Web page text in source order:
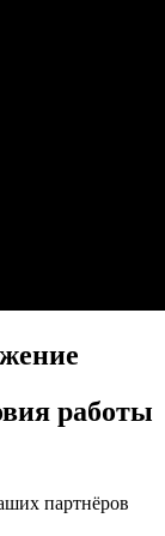
работы
партнёров